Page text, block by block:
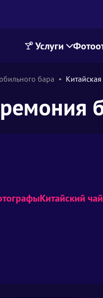
Услуги
бара
Китайский